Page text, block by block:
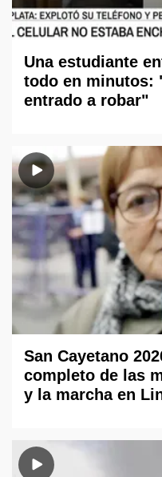
Una estudiante
todo en minutos:
entrado a robar"
San Cayetano
completo de las
y la marcha en